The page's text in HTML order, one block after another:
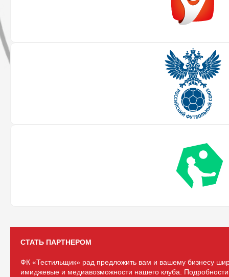
СТАТЬ ПАРТНЕРОМ
ФК «Тестильщик» рад предложить вам и вашему бизнесу
имиджевые и медиавозможности нашего клуба.